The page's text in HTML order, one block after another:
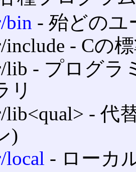
bin ‐ 殆どの
include ‐ Cの
lib ‐ プログ
リ
lib<qual> ‐ 代
)
local ‐ ローカ